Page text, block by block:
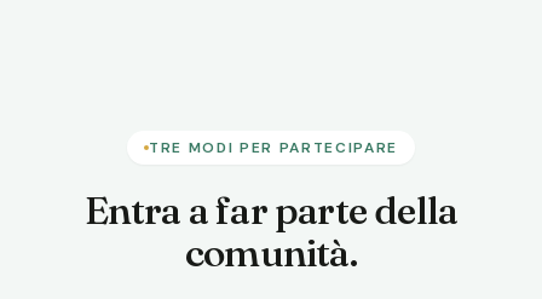
TRE MODI PER PARTECIPARE
Entra a far parte della
comunità.